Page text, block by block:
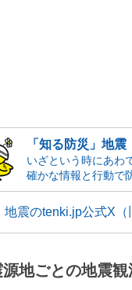
「知る防災」地震
いざという時にあわ
確かな情報と行動で
地震のtenki.jp公式X（
源地ごとの地震観